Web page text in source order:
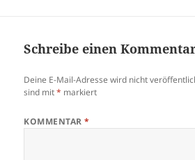
Schreibe einen
Deine E-Mail-Adresse wird nicht
sind mit* markiert
KOMMENTAR*